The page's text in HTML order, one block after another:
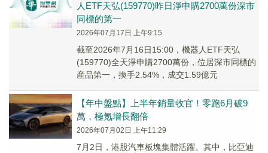
人ETF天弘(159770)昨日淨申購2700萬份深市
同標的第一
2026年07月17日 上午9:15
截至2026年7月16日15:00，機器人ETF天弘
(159770)全天淨申購2700萬份，位居深市同標的
産品第一，換手2.54%，成交1.59億元
【年中盤點】上半年銷量收官！零跑6月破9
萬，極氪增長翻倍
2026年07月02日 上午11:29
7月2日，港股汽車板塊集體活躍。其中，比亞迪